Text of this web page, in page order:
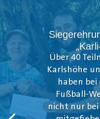
Über 40
Karlshöhe
haben bei
Fußball-
nicht nur bei